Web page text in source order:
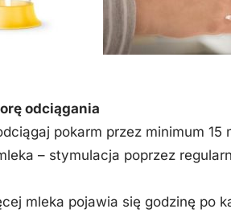
odciągania
pokarm przez minimum
– stymulacja poprzez
mleka pojawia się godzinę po